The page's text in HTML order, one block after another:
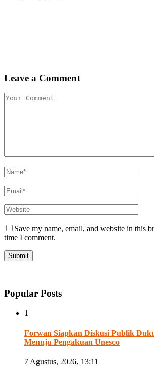
Leave a Comment
Save my name, email, and website in this
time I comment.
Popular Posts
1
Forwan Siapkan Diskusi Publik
Menuju Pengakuan Unesco
7 Agustus, 2026, 13:11